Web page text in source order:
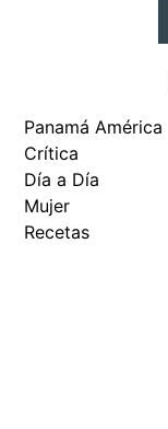
Panamá América
Crítica
Día a Día
Mujer
Recetas